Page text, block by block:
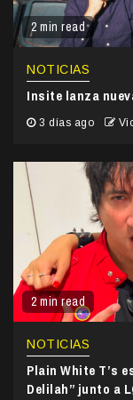
2 min read
NOTICIAS
Insite lanza
3 días ago
2 min read
NOTICIAS
Plain White T’s
Delilah” junto a